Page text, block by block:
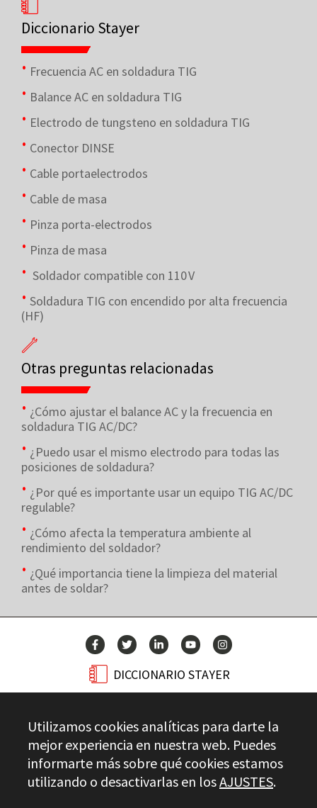
Diccionario Stayer
Frecuencia AC en soldadura TIG
Balance AC en soldadura TIG
Electrodo de tungsteno en soldadura TIG
Conector DINSE
Cable portaelectrodos
Cable de masa
Pinza porta-electrodos
Pinza de masa
Soldador compatible con 110 V
Soldadura TIG con encendido por alta frecuencia
(HF)
Otras preguntas relacionadas
¿Cómo ajustar el balance AC y la frecuencia en
soldadura TIG AC/DC?
¿Puedo usar el mismo electrodo para todas las
posiciones de soldadura?
¿Por qué es importante usar un equipo TIG AC/DC
regulable?
¿Cómo afecta la temperatura ambiente al
rendimiento del soldador?
¿Qué importancia tiene la limpieza del material
antes de soldar?
DICCIONARIO STAYER
CONTACTO
Stayer.es © 2026
Utilizamos cookies analíticas para darte la
mejor experiencia en nuestra web. Puedes
informarte más sobre qué cookies estamos
utilizando o desactivarlas en losAJUSTES.